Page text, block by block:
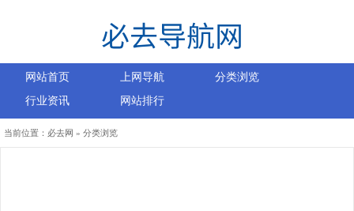
网站首页 上网导航
分类浏览
行业资讯
网站排行
当前位置： 必去网 » 分类浏览